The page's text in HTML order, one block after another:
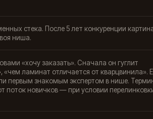
стека. После 5 лет конкуренции
ниша.
«хочу заказать». Сначала он гуглит
«чем ламинат отличается от кварцвинила».
первым знакомым экспертом в нише.
поток новичков — при условии